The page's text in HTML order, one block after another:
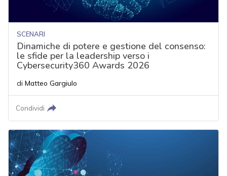
SCENARI
Dinamiche di potere e gestione del consenso:
le sfide per la leadership verso i
Cybersecurity360 Awards 2026
di Matteo Gargiulo
Condividi